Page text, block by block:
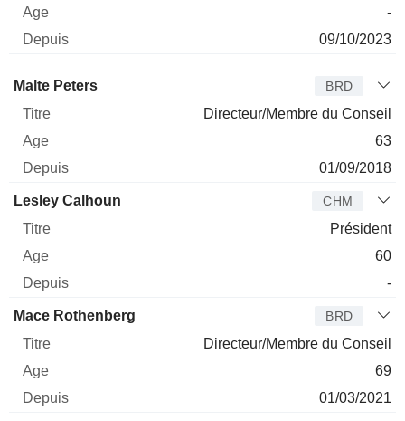
-
09/10/2023
Administrateur
Malte Peters BRD
Directeur/Membre du Conseil
63
01/09/2018
Lesley Calhoun CHM
Président
60
-
Mace Rothenberg BRD
Directeur/Membre du Conseil
69
01/03/2021